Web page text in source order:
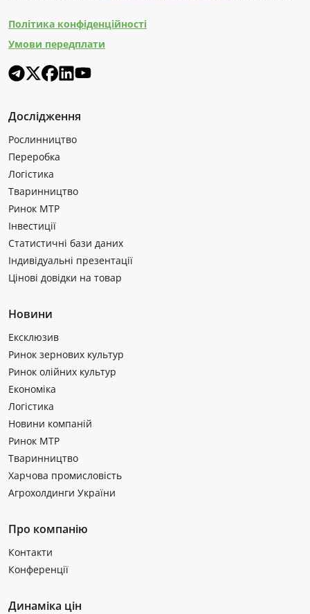
Політика конфіденційності
Умови передплати
Дослідження
Рослинництво
Переробка
Логістика
Тваринництво
Ринок МТР
Інвестиції
Статистичні бази даних
Індивідуальні презентації
Цінові довідки на товар
Новини
Ексклюзив
Ринок зернових культур
Ринок олійних культур
Економіка
Логістика
Новини компаній
Ринок МТР
Тваринництво
Харчова промисловість
Агрохолдинги України
Про компанію
Контакти
Конференції
Динаміка цін